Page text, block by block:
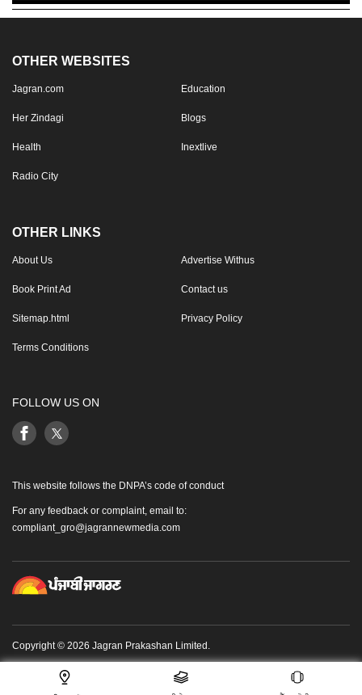
OTHER WEBSITES
Jagran.com Education
Her Zindagi Blogs
Health Inextlive
Radio City
OTHER LINKS
About Us Advertise Withus
Book Print Ad Contact us
Sitemap.html Privacy Policy
Terms Conditions
FOLLOW US ON
This website follows the DNPA’s code of conduct
For any feedback or complaint, email to:
compliant_gro@jagrannewmedia.com
Copyright © 2026 Jagran Prakashan Limited.